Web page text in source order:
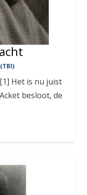
Het is nu juist
besloot, de